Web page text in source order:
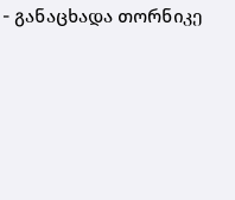
განაცხადა თორნიკე